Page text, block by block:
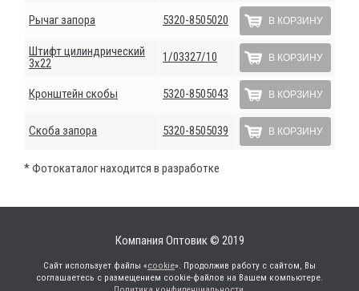
Рычаг запора 5320-8505020 В КОРЗИНУ
Штифт цилиндрический
3х22
1/03327/10 В КОРЗИНУ
Кронштейн скобы 5320-8505043 В КОРЗИНУ
Скоба запора 5320-8505039 В КОРЗИНУ
* Фотокаталог находится в разработке
Компания Оптовик © 2019
Сайт использует файлы «cookie». Продолжив работу с сайтом, Вы
соглашаетесь с размещением cookie-файлов на Вашем компьютере.